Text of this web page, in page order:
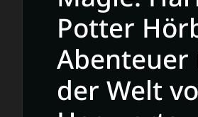
für
Ihre
Potter
Abenteuer
der Welt